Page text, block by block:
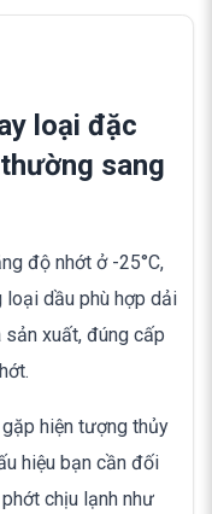
loại đặc
sang
độ nhớt ở -25°C,
loại dầu phù hợp dải
sản xuất, đúng cấp
hiện tượng thủy
hiệu bạn cần đối
chịu lạnh như